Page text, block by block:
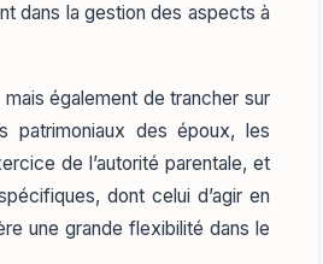
dans la gestion des aspects à
également de trancher sur
patrimoniaux des époux, les
de l’autorité parentale, et
dont celui d’agir en
une grande flexibilité dans le